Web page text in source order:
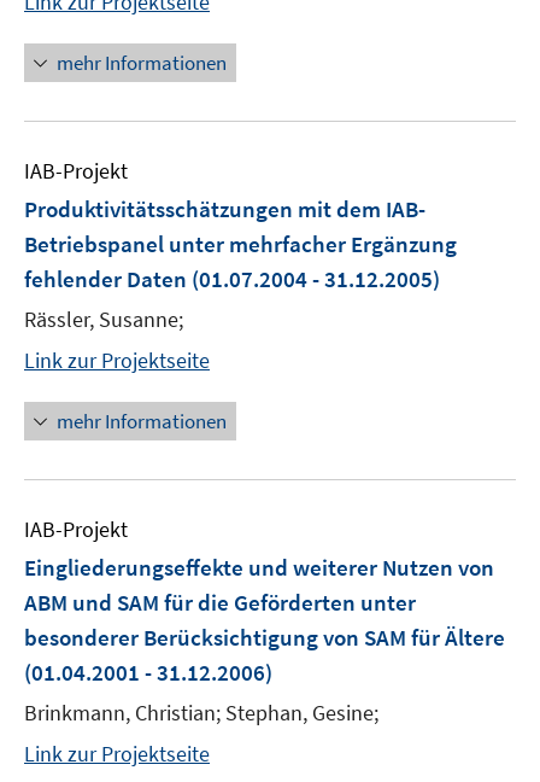
mehr Informationen
IAB-Projekt
Produktivitätsschätzungen mit dem IAB-
Betriebspanel unter mehrfacher Ergänzung
fehlender Daten (01.07.2004 - 31.12.2005)
Rässler, Susanne;
Link zur Projektseite
mehr Informationen
IAB-Projekt
Eingliederungseffekte und weiterer Nutzen von
ABM und SAM für die Geförderten unter
besonderer Berücksichtigung von SAM für Ältere
(01.04.2001 - 31.12.2006)
Brinkmann, Christian; Stephan, Gesine;
Link zur Projektseite